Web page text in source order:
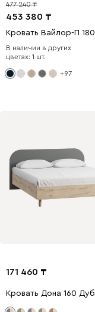
453 380
477 240
Кровать Вайлор-П
В наличии в других
цветах: 1 шт.
+97
171 460
Кровать Дона 160